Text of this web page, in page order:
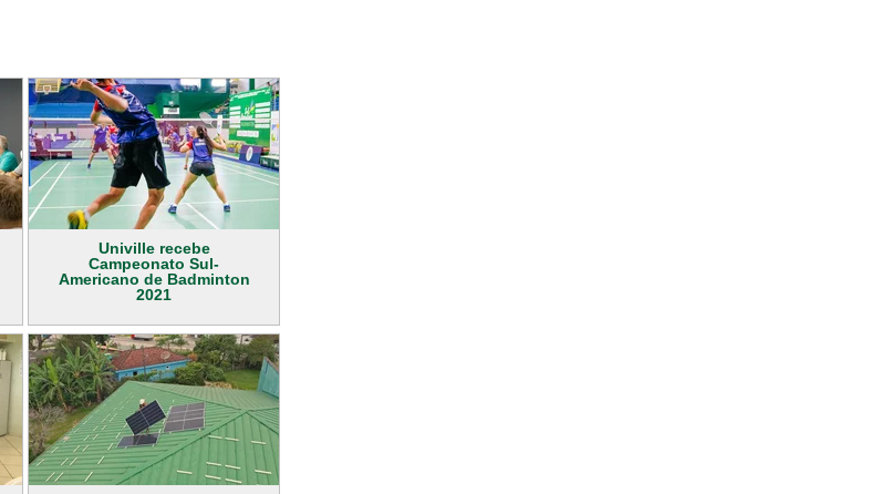
Univille recebe
Campeonato Sul-
Americano de Badminton
2021